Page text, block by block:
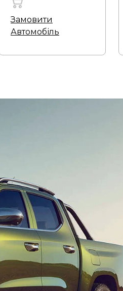
Замовити
Автомобіль